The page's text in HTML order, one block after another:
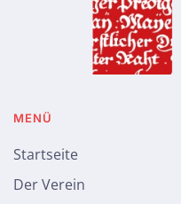
MENÜ
Startseite
Der Verein